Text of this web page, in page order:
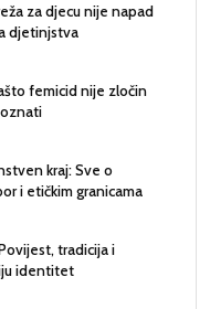
za djecu nije napad
djetinjstva
femicid nije zločin
kraj: Sve o
i etičkim granicama
tradicija i
identitet